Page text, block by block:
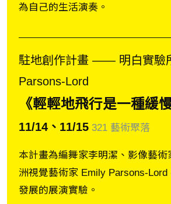
為自己的生活演奏。
駐地創作計畫 ―― 明白實驗
Parsons-Lord
《輕輕地飛行是一種緩
11/14、11/15 321 藝術聚落
本計畫為編舞家李明潔、影像藝術
洲視覺藝術家 Emily Parsons-Lord
發展的展演實驗。